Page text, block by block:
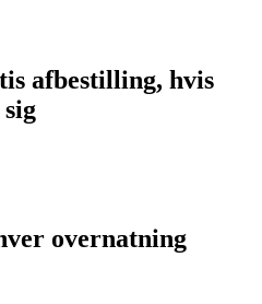
afbestilling, hvis
overnatning